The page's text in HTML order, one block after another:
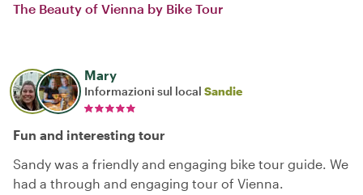
The Beauty of Vienna by Bike Tour
Mary
Informazioni sul local Sandie
Fun and interesting tour
Sandy was a friendly and engaging bike tour guide. We
had a through and engaging tour of Vienna.